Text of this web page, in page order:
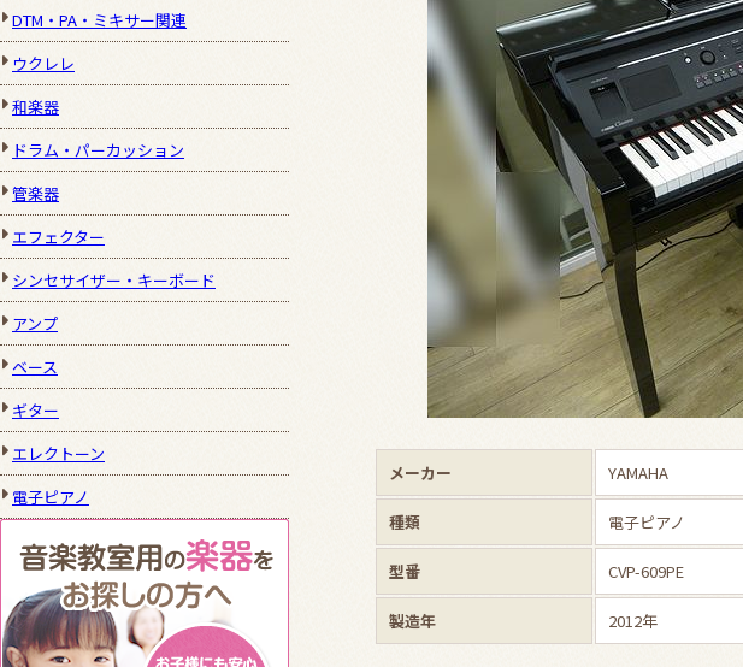
メーカー YAMAHA
種類 電子ピアノ
型番 CVP-609PE
製造年 2012年
DTM・PA・ミキサー関連
ウクレレ
和楽器
ドラム・パーカッション
管楽器
エフェクター
シンセサイザー・キーボード
アンプ
ベース
ギター
エレクトーン
電子ピアノ